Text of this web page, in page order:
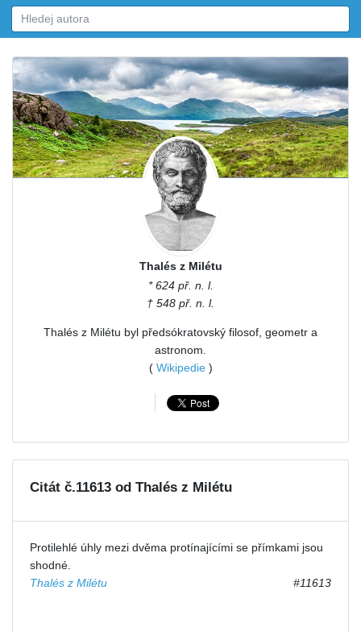
Thalés z Milétu
* 624 př. n. l.
† 548 př. n. l.
Thalés z Milétu byl předsókratovský filosof, geometr a
astronom.
( Wikipedie)
Citát č.11613 od Thalés z Milétu
Protilehlé úhly mezi dvěma protínajícími se přímkami jsou
shodné.
Thalés z Milétu
#11613